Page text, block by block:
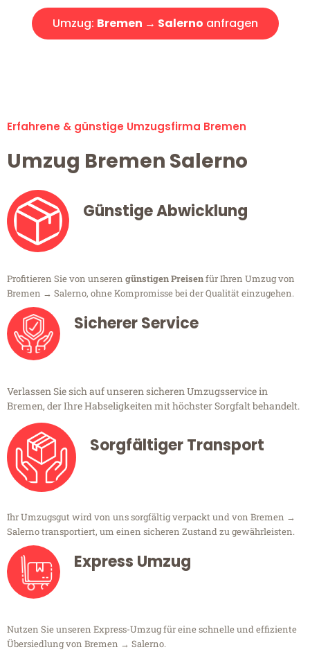
Umzug: Bremen → Salerno anfragen
Erfahrene & günstige Umzugsfirma Bremen
Umzug Bremen Salerno
Günstige Abwicklung
Profitieren Sie von unseren günstigen Preisenfür Ihren Umzug von
Bremen → Salerno, ohne Kompromisse bei der Qualität einzugehen.
Sicherer Service
Verlassen Sie sich auf unseren sicheren Umzugsservice in
Bremen, der Ihre Habseligkeiten mit höchster Sorgfalt behandelt.
Sorgfältiger Transport
Ihr Umzugsgut wird von uns sorgfältig verpackt und von Bremen →
Salerno transportiert, um einen sicheren Zustand zu gewährleisten.
Express Umzug
Nutzen Sie unseren Express-Umzug für eine schnelle und effiziente
Übersiedlung von Bremen → Salerno.